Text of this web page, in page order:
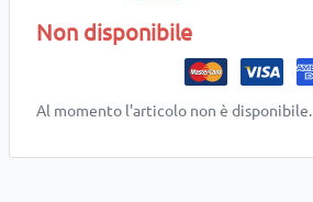
Non disponibile
Al momento l'articolo non è disponibile.